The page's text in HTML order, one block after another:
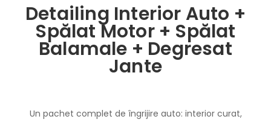
Detailing Interior Auto +
Spălat Motor + Spălat
Balamale + Degresat
Jante
Un pachet complet de îngrijire auto: interior curat,